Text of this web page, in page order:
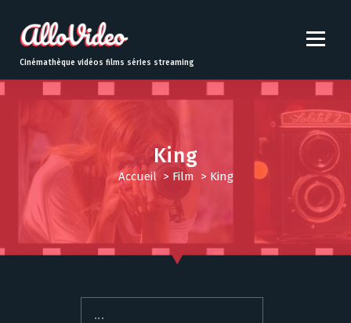
t
o
Cinémathèque vidéos films séries streaming
King
Accueil> Film > King